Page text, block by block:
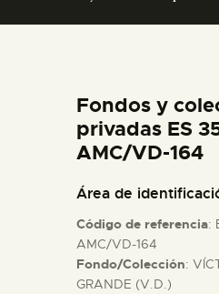
DIDÁCTICA
ESPAÑOL
ACTIVIDADES
Fondos y
privadas ES
AMC/VD-164
Área de
Código de referencia:
AMC/VD-164
Fondo/Colección:
GRANDE (V.D.)